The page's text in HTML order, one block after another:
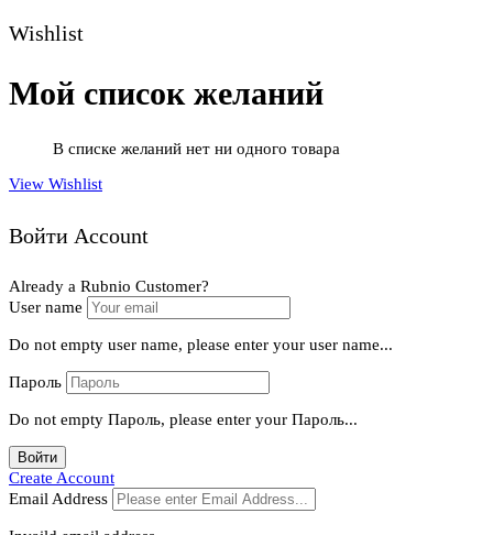
Wishlist
Мой список желаний
В списке желаний нет ни одного товара
View Wishlist
Войти Account
Already a Rubnio Customer?
User name
Do not empty user name, please enter your user name...
Пароль
Do not empty Пароль, please enter your Пароль...
Войти
Create Account
Email Address